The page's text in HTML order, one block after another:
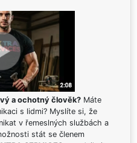
a ochotný člověk? Máte
s lidmi? Myslíte si, že
v řemeslných službách a
stát se členem